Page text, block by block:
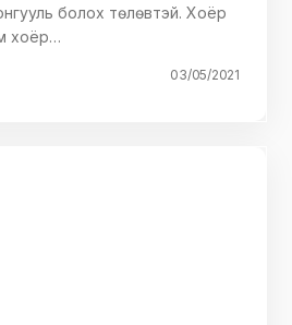
болох төлөвтэй. Хоёр
хоёр…
03/05/2021